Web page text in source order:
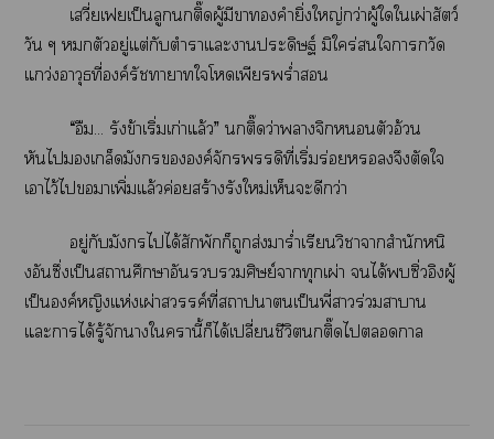
เวี่ยเฟยเป็นลูกติ๊ดผู้มีาคำยิ่งใหญ่กว่าผู้ใใเผ่าสัตว์
วัน ๆ ตัวอยู่แต่กับตำราแะาประดิษฐ์ มิใคร่ใาวัด
แกว่งอาวุธที่องค์รัชทายาทใโเพียรพร่ำ
“อืม... รังข้าเริ่มเก่าแล้ว” ติ๊ดว่าาจิกตัวอ้วน
หันไเกล็ดมังกรองค์จักรพรรดิที่เริ่มร่อยหรอจึงตัดใ
เาไว้ไาเพิ่มแล้วค่อยสร้างรังใหม่เห็นะดีกว่า
อยู่กับมังกรไได้สักพักก็ถูกส่งมาร่ำเรียนวิชาาสำนักหนิ
งอันซึ่งเป็นาศึกษาอันศิษย์าทุกเผ่า ได้ซิ่วอิงผู้
เป็นองค์หญิงแห่งเผ่าสวรรค์ที่าาเป็นพี่าร่วมาา
แะาได้รู้จักาใานี้ก็ได้เปลี่ยนชีวิตติ๊ดไา